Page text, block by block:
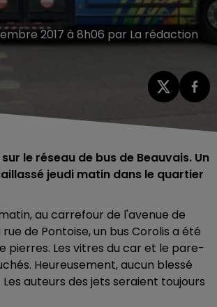
2017 à 8h06 par La rédaction
le réseau de bus de Beauvais. Un
jeudi matin dans le quartier
au carrefour de l'avenue de
de Pontoise, un bus Corolis a été
pierres. Les vitres du car et le pare-
Heureusement, aucun blessé
auteurs des jets seraient toujours